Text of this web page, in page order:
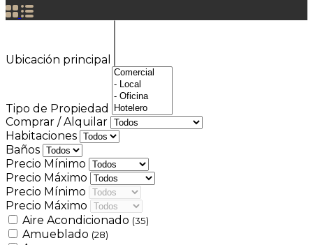
Ubicación principal
Tipo de Propiedad
Comprar / Alquilar
Habitaciones
Baños
Precio Mínimo
Precio Máximo
Precio Mínimo
Precio Máximo
Aire Acondicionado (35)
Amueblado (28)